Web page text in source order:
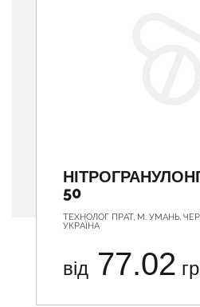
50
ТЕХНОЛОГ ПРАТ, М. УМАНЬ,
УКРАЇНА
від 77.02